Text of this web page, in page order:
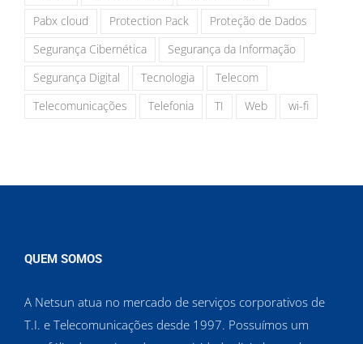
Pabx cloud
Protection Pack
Proteção de Dados
Segurança Cibernética
Segurança da Informação
Segurança Digital
Tecnologia
Telecom
Telecomunicações
Telefonia TI Web wi-fi
QUEM SOMOS
A Netsun atua no mercado de serviços corporativos de
T.I. e Telecomunicações desde 1997. Possuímos um